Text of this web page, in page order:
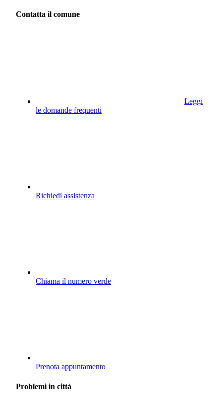
Contatta il comune
Leggi
le domande frequenti
Richiedi assistenza
Chiama il numero verde
Prenota appuntamento
Problemi in città